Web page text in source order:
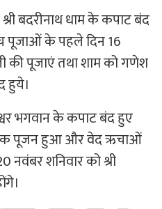
बदरीनाथ धाम के कपाट बंद
पूजाओं के पहले दिन 16
की पूजाएं तथा शाम को गणेश
हुये।
भगवान के कपाट बंद हुए
पूजन हुआ और वेद ऋचाओं
शनिवार को श्री